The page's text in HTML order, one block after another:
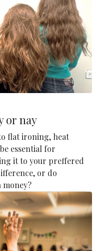
or nay
flat ironing, heat
essential for
it to your preffered
or do
money?